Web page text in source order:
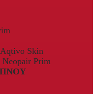
Skin
Neopair Prim